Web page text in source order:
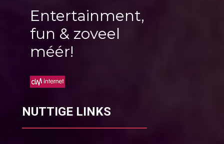
Entertainment,
fun & zoveel
méér!
NUTTIGE LINKS